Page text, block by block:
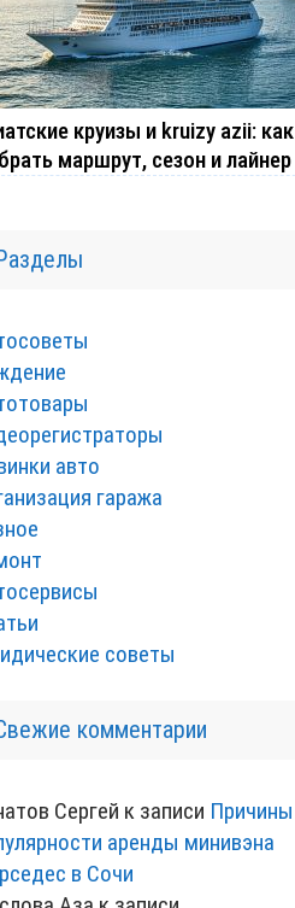
круизы и kruizy azii: как
маршрут, сезон и лайнер
авто
гаража
советы
комментарии
Сергей к записи Причины
аренды минивэна
в Сочи